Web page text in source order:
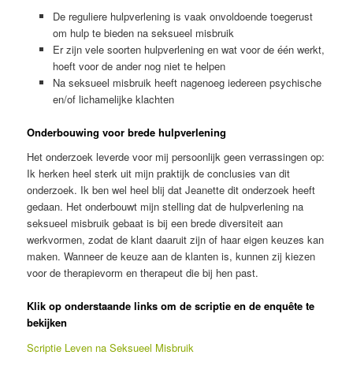
De reguliere hulpverlening is vaak onvoldoende toegerust
om hulp te bieden na seksueel misbruik
Er zijn vele soorten hulpverlening en wat voor de één werkt,
hoeft voor de ander nog niet te helpen
Na seksueel misbruik heeft nagenoeg iedereen psychische
en/of lichamelijke klachten
Onderbouwing voor brede hulpverlening
Het onderzoek leverde voor mij persoonlijk geen verrassingen op:
Ik herken heel sterk uit mijn praktijk de conclusies van dit
onderzoek. Ik ben wel heel blij dat Jeanette dit onderzoek heeft
gedaan. Het onderbouwt mijn stelling dat de hulpverlening na
seksueel misbruik gebaat is bij een brede diversiteit aan
werkvormen, zodat de klant daaruit zijn of haar eigen keuzes kan
maken. Wanneer de keuze aan de klanten is, kunnen zij kiezen
voor de therapievorm en therapeut die bij hen past.
Klik op onderstaande links om de scriptie en de enquête te
bekijken
Scriptie Leven na Seksueel Misbruik